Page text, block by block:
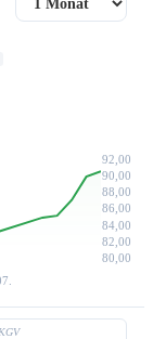
92,00
90,00
88,00
86,00
84,00
82,00
80,00
KGV